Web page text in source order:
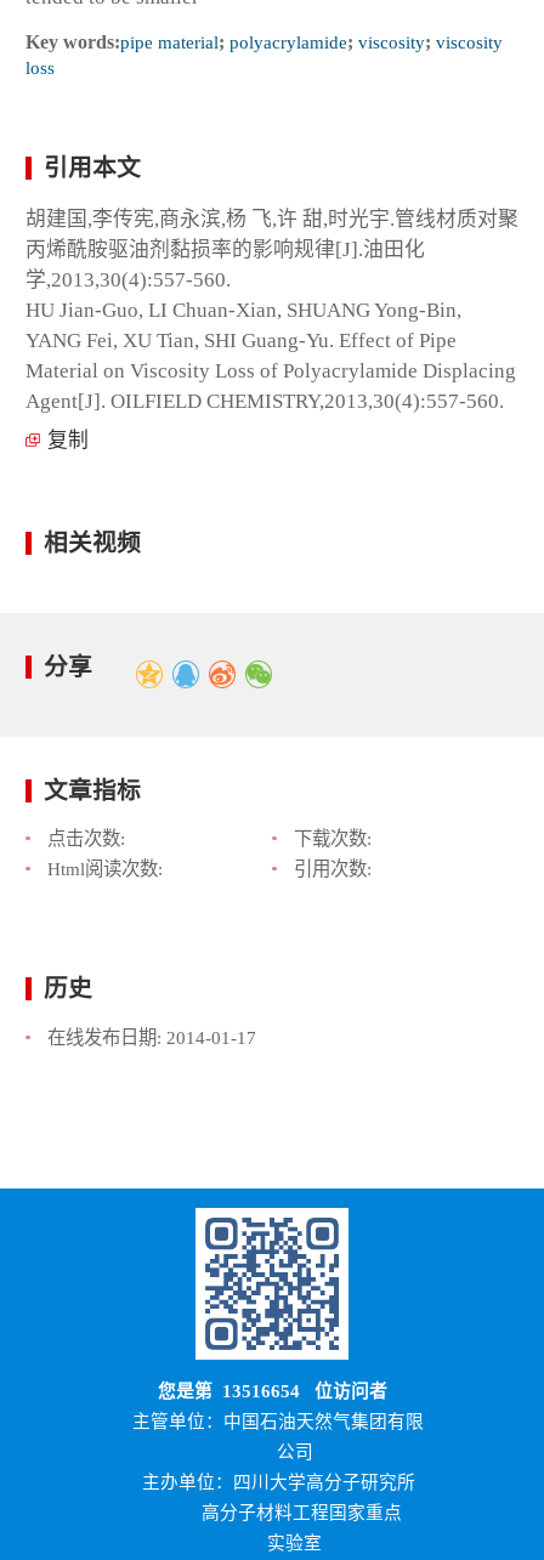
Key words:pipe material; polyacrylamide; viscosity; viscosity
loss
引用本文
胡建国,李传宪,商永滨,杨 飞,许 甜,时光宇.管线材质对聚
丙烯酰胺驱油剂黏损率的影响规律[J].油田化
学,2013,30(4):557-560.
HU Jian-Guo, LI Chuan-Xian, SHUANG Yong-Bin,
YANG Fei, XU Tian, SHI Guang-Yu. Effect of Pipe
Material on Viscosity Loss of Polyacrylamide Displacing
Agent[J]. OILFIELD CHEMISTRY,2013,30(4):557-560.
复制
相关视频
分享
文章指标
点击次数:
下载次数:
Html阅读次数:
引用次数:
历史
在线发布日期: 2014-01-17
您是第 13516654位访问者
主管单位：中国石油天然气集团有限
公司
主办单位：四川大学高分子研究所
高分子材料工程国家重点
实验室